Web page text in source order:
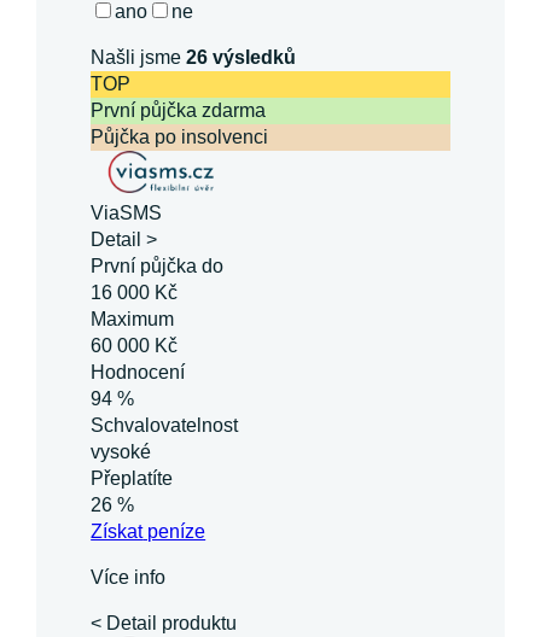
ano ne
Našli jsme26 výsledků
TOP
První půjčka zdarma
Půjčka po insolvenci
ViaSMS
Detail >
První půjčka do
16 000 Kč
Maximum
60 000 Kč
Hodnocení
94 %
Schvalovatelnost
vysoké
Přeplatíte
26 %
Získatpeníze
Více info
< Detail produktu